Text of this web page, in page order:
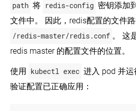
path 将 redis-config 密钥添加
文件中。 因此，redis配置的文件
/redis-master/redis.conf 。 这
redis master 的配置文件的位置。
使用 kubectl exec 进入 pod 并运
验证配置已正确应用：